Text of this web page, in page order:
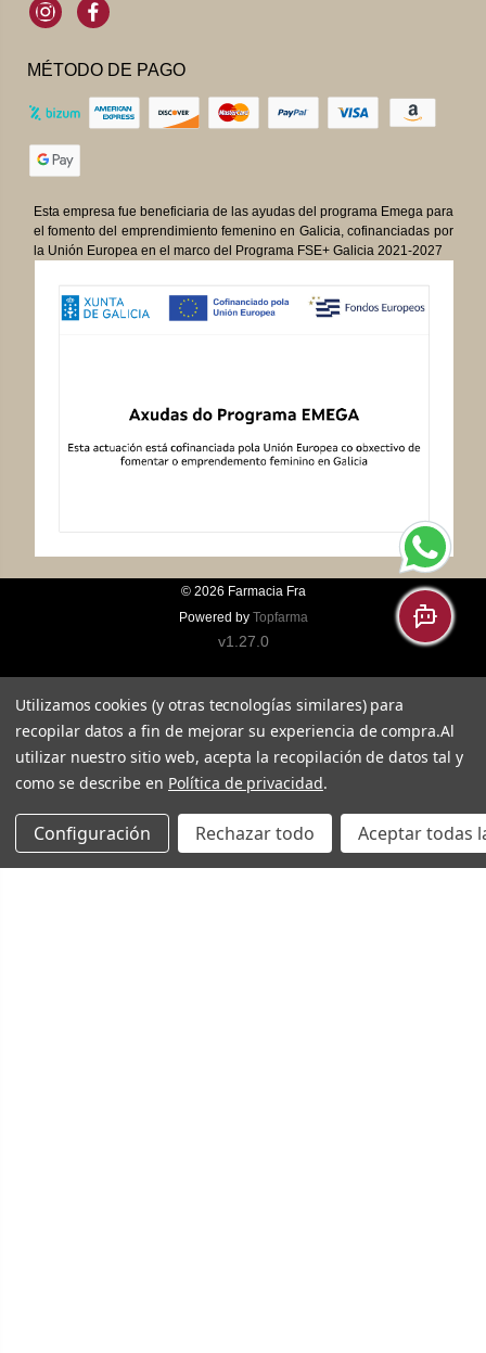
InstagramFacebook
MÉTODO DE PAGO
Esta empresa fue beneficiaria de las ayudas del programa Emega para
el fomento del emprendimiento femenino en Galicia, cofinanciadas por
la Unión Europea en el marco del Programa FSE+ Galicia 2021-2027
© 2026 Farmacia Fra
Powered by Topfarma
v1.27.0
Utilizamos cookies (y otras tecnologías similares) para
recopilar datos a fin de mejorar su experiencia de compra.Al
utilizar nuestro sitio web, acepta la recopilación de datos tal y
como se describe en Política de privacidad.
Configuración Rechazar todo Aceptar todas